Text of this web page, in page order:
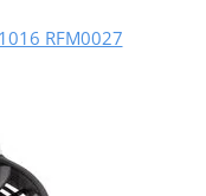
RFM0027